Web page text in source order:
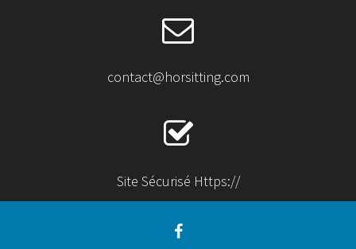
contact@horsitting.com
Site Sécurisé Https://